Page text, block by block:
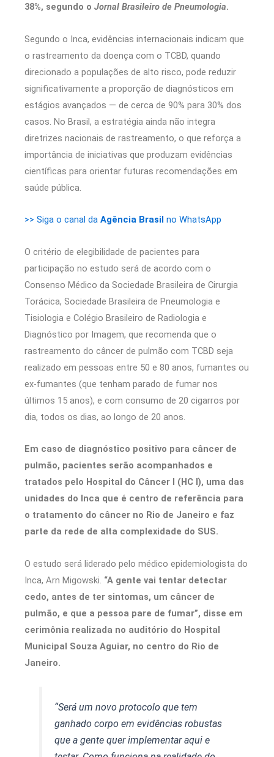
38%, segundo o Jornal Brasileiro de Pneumologia.
Segundo o Inca, evidências internacionais indicam que
o rastreamento da doença com o TCBD, quando
direcionado a populações de alto risco, pode reduzir
significativamente a proporção de diagnósticos em
estágios avançados — de cerca de 90% para 30% dos
casos. No Brasil, a estratégia ainda não integra
diretrizes nacionais de rastreamento, o que reforça a
importância de iniciativas que produzam evidências
científicas para orientar futuras recomendações em
saúde pública.
>> Siga o canal da Agência Brasil no WhatsApp
O critério de elegibilidade de pacientes para
participação no estudo será de acordo com o
Consenso Médico da Sociedade Brasileira de Cirurgia
Torácica, Sociedade Brasileira de Pneumologia e
Tisiologia e Colégio Brasileiro de Radiologia e
Diagnóstico por Imagem, que recomenda que o
rastreamento do câncer de pulmão com TCBD seja
realizado em pessoas entre 50 e 80 anos, fumantes ou
ex-fumantes (que tenham parado de fumar nos
últimos 15 anos), e com consumo de 20 cigarros por
dia, todos os dias, ao longo de 20 anos.
Em caso de diagnóstico positivo para câncer de
pulmão, pacientes serão acompanhados e
tratados pelo Hospital do Câncer I (HC I), uma das
unidades do Inca que é centro de referência para
o tratamento do câncer no Rio de Janeiro e faz
parte da rede de alta complexidade do SUS.
O estudo será liderado pelo médico epidemiologista do
Inca, Arn Migowski. “A gente vai tentar detectar
cedo, antes de ter sintomas, um câncer de
pulmão, e que a pessoa pare de fumar”, disse em
cerimônia realizada no auditório do Hospital
Municipal Souza Aguiar, no centro do Rio de
Janeiro.
“Será um novo protocolo que tem
ganhado corpo em evidências robustas
que a gente quer implementar aqui e